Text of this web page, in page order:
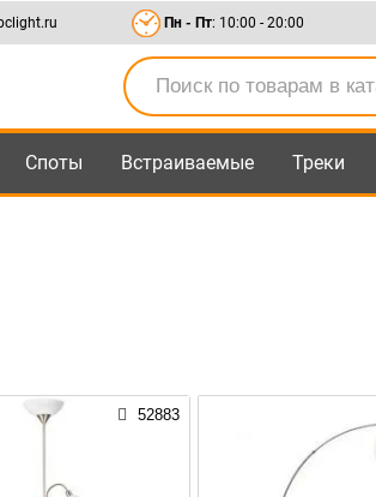
Пн - Пт: 10:00 - 20:00
Споты Встраиваемые Треки
52883